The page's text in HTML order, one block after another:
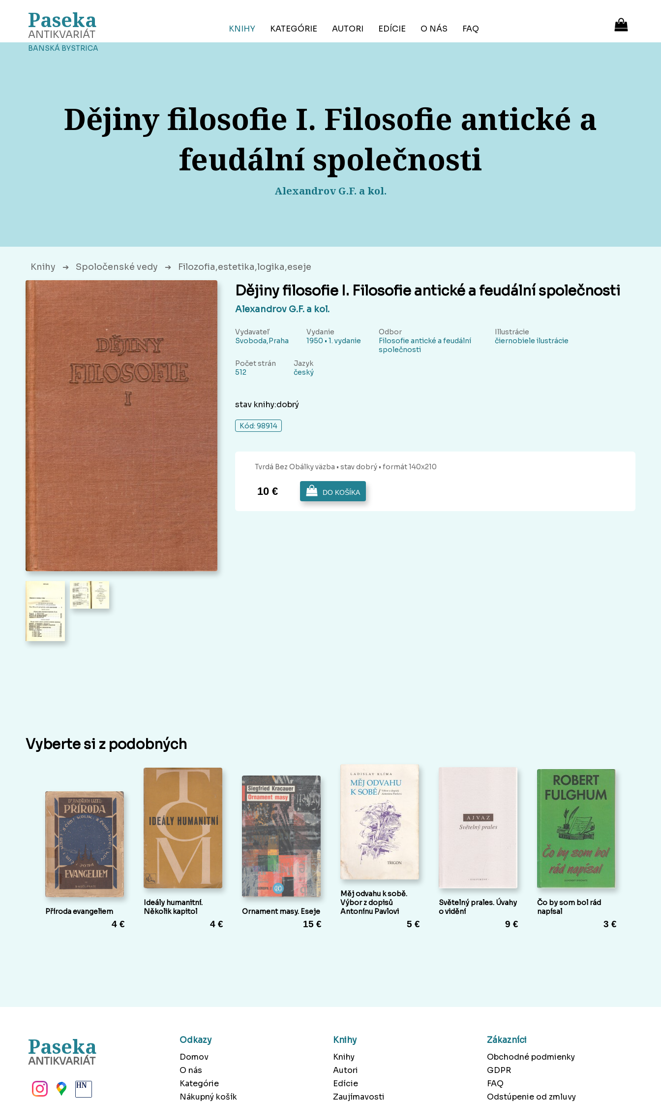
Paseka
ANTIKVARIÁT
BANSKÁ BYSTRICA
KNIHY KATEGÓRIE AUTORI EDÍCIE O NÁS FAQ
Dějiny filosofie I. Filosofie antické a
feudální společnosti
Alexandrov G.F. a kol.
Knihy ➔ Spoločenské vedy ➔ Filozofia,estetika,logika,eseje
Dějiny filosofie I. Filosofie antické a feudální společnosti
Alexandrov G.F. a kol.
Vydavateľ
Svoboda,Praha
Vydanie
1950 • 1. vydanie
Odbor
Filosofie antické a feudální
společnosti
Illustrácie
čiernobiele ilustrácie
Počet strán
512
Jazyk
český
stav knihy:dobrý
Kód: 98914
Tvrdá Bez Obálkyväzba • stav dobrý • formát 140x210
10 € DO KOŠÍKA
Vyberte si z podobných
Příroda evangeliem
4 €
Ideály humanitní.
Několik kapitol
4 €
Ornament masy. Eseje
15 €
Měj odvahu k sobě.
Výbor z dopisů
Antonínu Pavlovi
5 €
Světelný prales. Úvahy
o vidění
9 €
Čo by som bol rád
napísal
3 €
Paseka
ANTIKVARIÁT
Odkazy
Domov
O nás
Kategórie
Nákupný košík
Knihy
Knihy
Autori
Edície
Zaujímavosti
Zákazníci
Obchodné podmienky
GDPR
FAQ
Odstúpenie od zmluvy